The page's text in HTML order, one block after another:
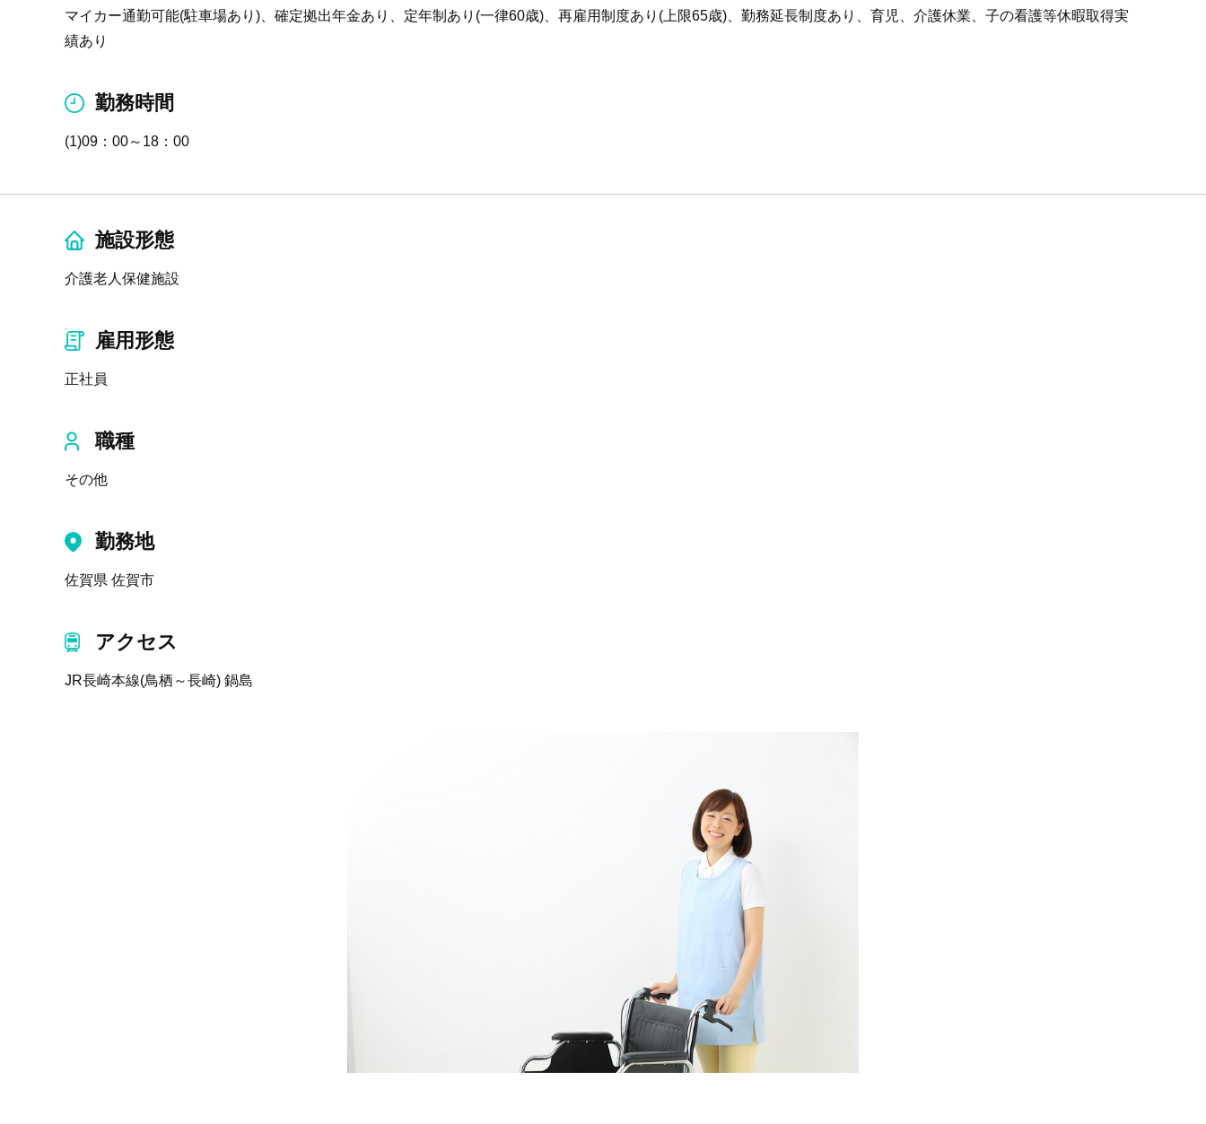
マイカー通勤可能(駐車場あり)、確定拠出年金あり、定年制あり(一律60歳)、再雇用制度あり(上限65歳)、勤務延長制度あり、育児、介護休業、子の看護等休暇取得実
績あり
勤務時間
(1)09：00～18：00
施設形態
介護老人保健施設
雇用形態
正社員
職種
その他
勤務地
佐賀県 佐賀市
アクセス
JR長崎本線(鳥栖～長崎) 鍋島